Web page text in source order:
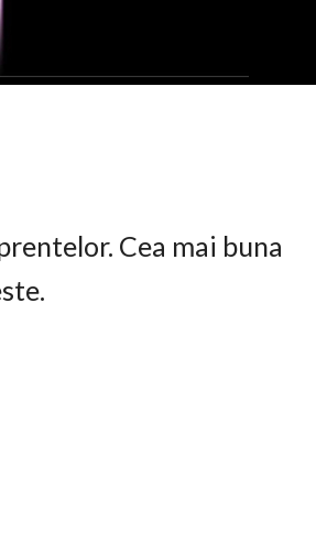
Cea mai buna